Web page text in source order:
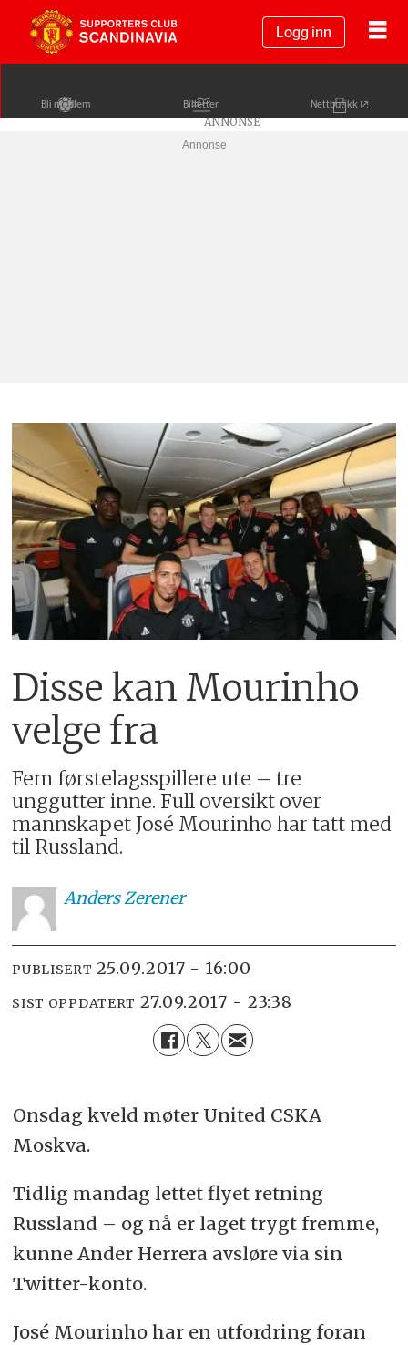
Logg inn
Bli medlem Billetter Nettbutikk
Annonse
Disse kan Mourinho
velge fra
Fem førstelagsspillere ute – tre
unggutter inne. Full oversikt over
mannskapet José Mourinho har tatt med
til Russland.
AndersZerener
PUBLISERT 25.09.2017 - 16:00
SIST OPPDATERT 27.09.2017 - 23:38
Onsdag kveld møter United CSKA
Moskva.
Tidlig mandag lettet flyet retning
Russland – og nå er laget trygt fremme,
kunne Ander Herrera avsløre via sin
Twitter-konto.
José Mourinho har en utfordring foran